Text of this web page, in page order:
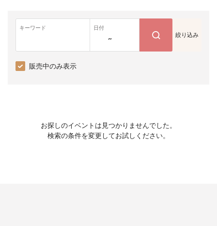
キーワード 日付
~ 絞り込み
販売中のみ表示
お探しのイベントは見つかりませんでした。
検索の条件を変更してお試しください。